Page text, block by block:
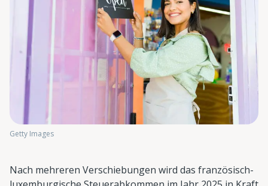
Getty Images
Nach mehreren Verschiebungen wird das französisch-